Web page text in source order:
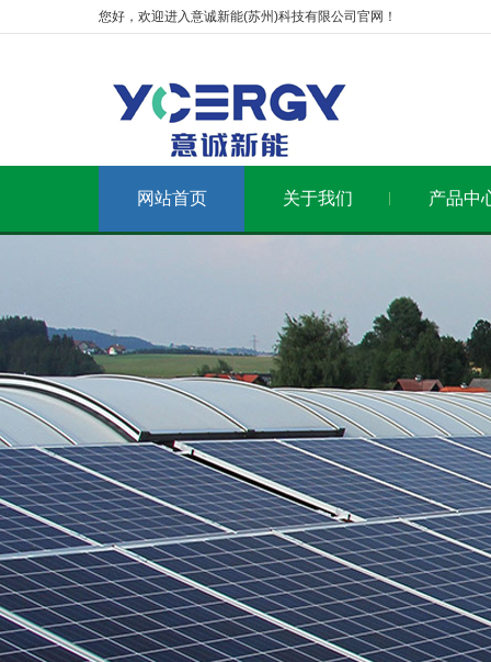
您好，欢迎进入意诚新能(苏州)科技有限公司官网！
网站首页 关于我们 产品中